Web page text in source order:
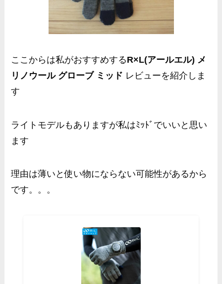
ここからは私がおすすめするR×L(アールエル) メ
リノウール グローブ ミッド レビューを紹介しま
す
ライトモデルもありますが私はﾐｯﾄﾞでいいと思い
ます
理由は薄いと使い物にならない可能性があるから
です。。。